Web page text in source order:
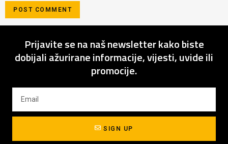
Prijavite se na naš newsletter kako biste
dobijali ažurirane informacije, vijesti, uvide ili
promocije.
SIGN UP